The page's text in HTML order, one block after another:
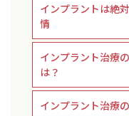
インプラントは絶
情
インプラント治療
は？
インプラント治療